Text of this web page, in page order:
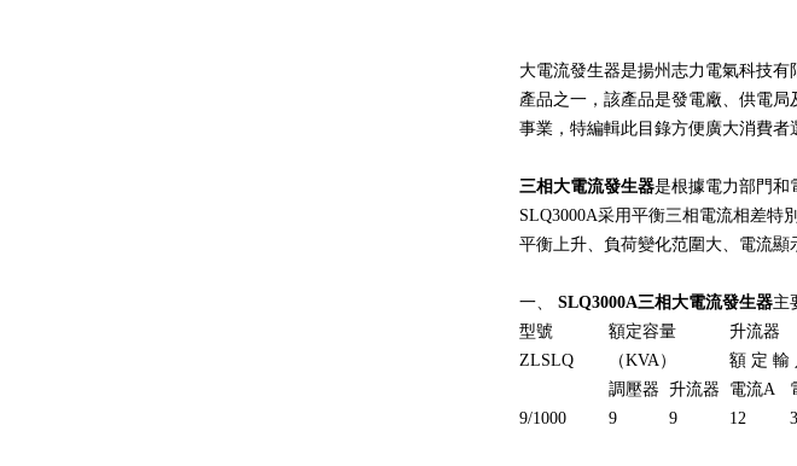
大電流發生器是揚州志力電氣科技有限
產品之一，該產品是發電廠、
事業，特編輯此目錄方便廣大消費者
三相大電流發生器是根據電力部門和
SLQ3000A采用平衡三相電流相差特
平衡上升、負荷變化范圍大、電流顯示準確
一、 SLQ3000A三相大電流發生器主
型號
ZLSLQ
額定容量
（KVA）
升流器
額 定 輸
調壓器 升流器 電流A
9/1000
9 9 12